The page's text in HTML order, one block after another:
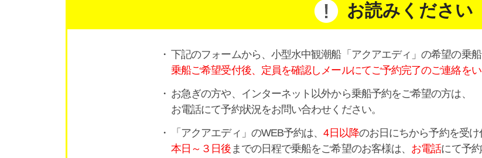
お読みください
下記のフォームから、小型水中観潮船「アクアエディ」の希望の乗
乗船ご希望受付後、定員を確認しメールにてご予約完了のご連絡をい
お急ぎの方や、インターネット以外から乗船予約をご希望の方は、
お電話にて予約状況をお問い合わせください。
「アクアエディ」のWEB予約は、4日以降のお日にちから予約を受け
本日～３日後 までの日程で乗船をご希望のお客様は、 お電話にて予